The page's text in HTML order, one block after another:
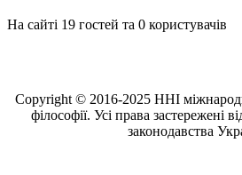
На сайті 19 гостей та 0 користувачів
Copyright © 2016-2025 ННІ
філософії. Усі права застережені
законодавства